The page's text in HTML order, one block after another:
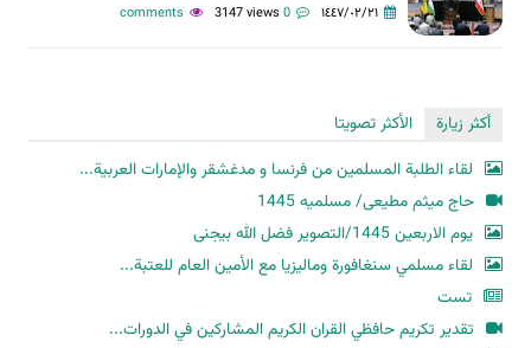
١٤٤٧/٠٢/٢١ 0 comments
3147 views
أكثر زيارة
الأكثر تصويتا
لقاء الطلبة المسلمين من فرنسا و مدغشقر والإمارات العربية...
حاج میثم مطیعی/ مسلمیه 1445
یوم الاربعین 1445/التصویر فضل الله بیجنی
لقاء مسلمي سنغافورة وماليزيا مع الأمين العام للعتبة...
تست
تقدير تكريم حافظي القران الكريم المشاركين في الدورات...